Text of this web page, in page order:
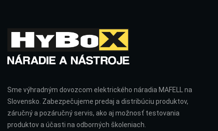
Sme výhradným dovozcom elektrického náradia MAFELL na
Slovensko. Zabezpečujeme predaj a distribúciu produktov,
záručný a pozáručný servis, ako aj možnosť testovania
produktov a účasti na odborných školeniach.